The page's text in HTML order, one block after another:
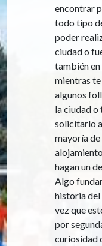
encontrar
todo tipo
poder
ciudad o
también
mientras
algunos
la ciudad o
solicitarlo
mayoría de
hagan un
Algo
historia del
vez que
por
curiosidad